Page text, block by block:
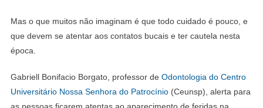
Mas o que muitos não imaginam é que todo cuidado é pouco, e
que devem se atentar aos contatos bucais e ter cautela nesta
época.
Gabriell Bonifacio Borgato, professor de Odontologia do Centro
Universitário Nossa Senhora do Patrocínio(Ceunsp), alerta para
as pessoas ficarem atentas ao aparecimento de feridas na